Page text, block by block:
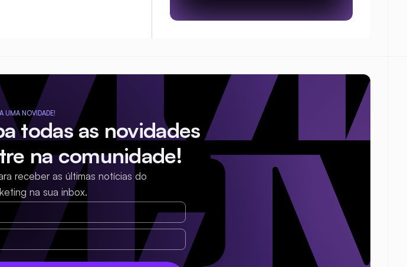
UMA NOVIDADE!
todas as novidades
na comunidade!
receber as últimas notícias do
na sua inbox.